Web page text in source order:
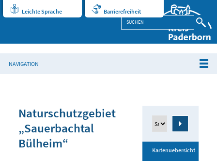
Leichte Sprache Barrierefreiheit
NAVIGATION
Naturschutzgebiet
„Sauerbachtal
Bülheim“
Kartenuebersicht